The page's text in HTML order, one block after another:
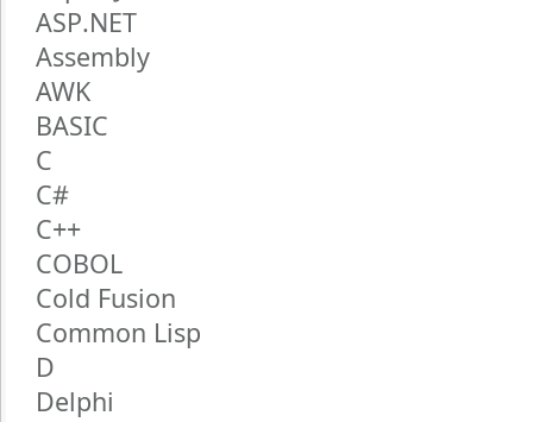
ASP.NET
Assembly
AWK
BASIC
C
C#
C++
COBOL
Cold Fusion
Common Lisp
D
Delphi